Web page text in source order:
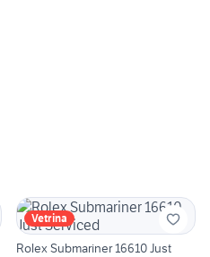
Vetrina
Rolex Submariner 16610 Just